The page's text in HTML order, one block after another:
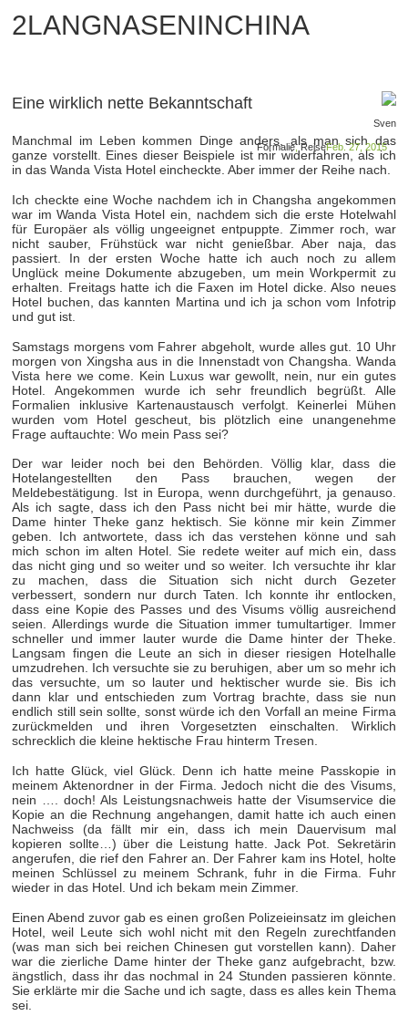
2LANGNASENINCHINA
Eine wirklich nette Bekanntschaft
Sven
Feb. 27, 2015
Formalie,Reise
Manchmal im Leben kommen Dinge anders, als man sich das
ganze vorstellt. Eines dieser Beispiele ist mir widerfahren, als ich
in das Wanda Vista Hotel eincheckte. Aber immer der Reihe nach.
Ich checkte eine Woche nachdem ich in Changsha angekommen
war im Wanda Vista Hotel ein, nachdem sich die erste Hotelwahl
für Europäer als völlig ungeeignet entpuppte. Zimmer roch, war
nicht sauber, Frühstück war nicht genießbar. Aber naja, das
passiert. In der ersten Woche hatte ich auch noch zu allem
Unglück meine Dokumente abzugeben, um mein Workpermit zu
erhalten. Freitags hatte ich die Faxen im Hotel dicke. Also neues
Hotel buchen, das kannten Martina und ich ja schon vom Infotrip
und gut ist.
Samstags morgens vom Fahrer abgeholt, wurde alles gut. 10 Uhr
morgen von Xingsha aus in die Innenstadt von Changsha. Wanda
Vista here we come. Kein Luxus war gewollt, nein, nur ein gutes
Hotel. Angekommen wurde ich sehr freundlich begrüßt. Alle
Formalien inklusive Kartenaustausch verfolgt. Keinerlei Mühen
wurden vom Hotel gescheut, bis plötzlich eine unangenehme
Frage auftauchte: Wo mein Pass sei?
Der war leider noch bei den Behörden. Völlig klar, dass die
Hotelangestellten den Pass brauchen, wegen der
Meldebestätigung. Ist in Europa, wenn durchgeführt, ja genauso.
Als ich sagte, dass ich den Pass nicht bei mir hätte, wurde die
Dame hinter Theke ganz hektisch. Sie könne mir kein Zimmer
geben. Ich antwortete, dass ich das verstehen könne und sah
mich schon im alten Hotel. Sie redete weiter auf mich ein, dass
das nicht ging und so weiter und so weiter. Ich versuchte ihr klar
zu machen, dass die Situation sich nicht durch Gezeter
verbessert, sondern nur durch Taten. Ich konnte ihr entlocken,
dass eine Kopie des Passes und des Visums völlig ausreichend
seien. Allerdings wurde die Situation immer tumultartiger. Immer
schneller und immer lauter wurde die Dame hinter der Theke.
Langsam fingen die Leute an sich in dieser riesigen Hotelhalle
umzudrehen. Ich versuchte sie zu beruhigen, aber um so mehr ich
das versuchte, um so lauter und hektischer wurde sie. Bis ich
dann klar und entschieden zum Vortrag brachte, dass sie nun
endlich still sein sollte, sonst würde ich den Vorfall an meine Firma
zurückmelden und ihren Vorgesetzten einschalten. Wirklich
schrecklich die kleine hektische Frau hinterm Tresen.
Ich hatte Glück, viel Glück. Denn ich hatte meine Passkopie in
meinem Aktenordner in der Firma. Jedoch nicht die des Visums,
nein …. doch! Als Leistungsnachweis hatte der Visumservice die
Kopie an die Rechnung angehangen, damit hatte ich auch einen
Nachweiss (da fällt mir ein, dass ich mein Dauervisum mal
kopieren sollte…) über die Leistung hatte. Jack Pot. Sekretärin
angerufen, die rief den Fahrer an. Der Fahrer kam ins Hotel, holte
meinen Schlüssel zu meinem Schrank, fuhr in die Firma. Fuhr
wieder in das Hotel. Und ich bekam mein Zimmer.
Einen Abend zuvor gab es einen großen Polizeieinsatz im gleichen
Hotel, weil Leute sich wohl nicht mit den Regeln zurechtfanden
(was man sich bei reichen Chinesen gut vorstellen kann). Daher
war die zierliche Dame hinter der Theke ganz aufgebracht, bzw.
ängstlich, dass ihr das nochmal in 24 Stunden passieren könnte.
Sie erklärte mir die Sache und ich sagte, dass es alles kein Thema
sei.